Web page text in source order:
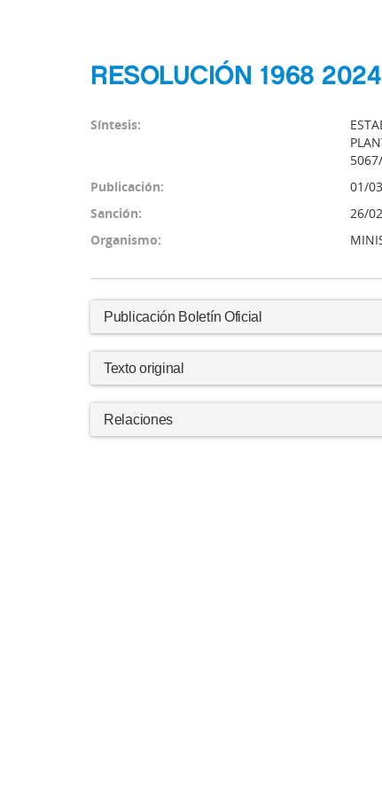
RESOLUCIÓN 1968
Síntesis:
Publicación:
01/
Sanción:
26/
Organismo:
Publicación Boletín Oficial
Texto original
Relaciones